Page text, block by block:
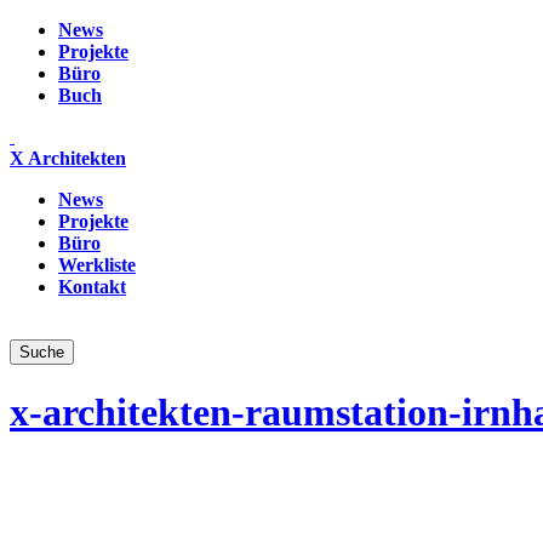
News
Projekte
Büro
Buch
X Architekten
News
Projekte
Büro
Werkliste
Kontakt
x-architekten-raumstation-